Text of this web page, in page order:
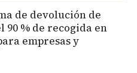
de devolución de
90 % de recogida en
empresas y